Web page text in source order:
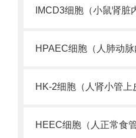
HPAEC细胞（人肺动脉
HK-2细胞（人肾小管上
HEEC细胞（人正常食